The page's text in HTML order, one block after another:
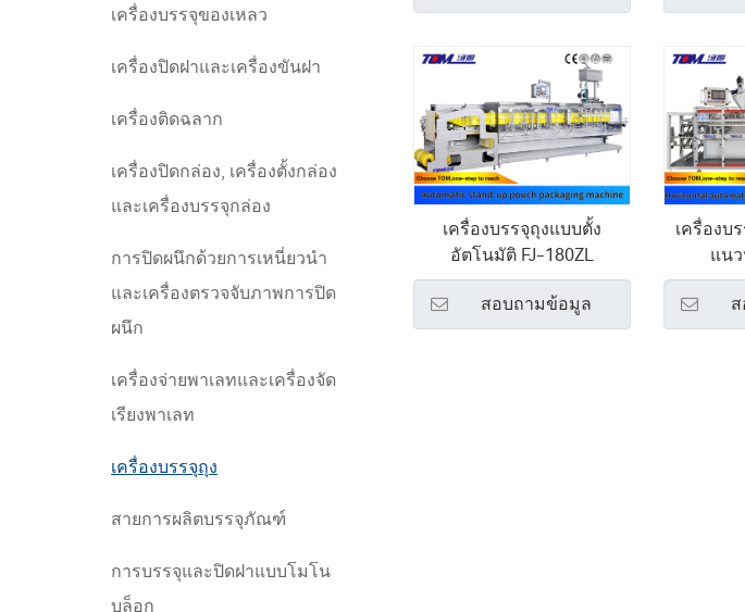
เครื่องบรรจุของเหลว
เครื่องปิดฝาและเครื่องขันฝา
เครื่องติดฉลาก
เครื่องปิดกล่อง, เครื่องตั้งกล่อง
และเครื่องบรรจุกล่อง
การปิดผนึกด้วยการเหนี่ยวนำ
และเครื่องตรวจจับภาพการปิด
ผนึก
เครื่องจ่ายพาเลทและเครื่องจัด
เรียงพาเลท
เครื่องบรรจุถุง
สายการผลิตบรรจุภัณฑ์
การบรรจุและปิดฝาแบบโมโน
บล็อก
เครื่องบรรจุถุงแบบตั้ง
อัตโนมัติ FJ-180ZL
สอบถามข้อมูล
เครื่องบ
แน